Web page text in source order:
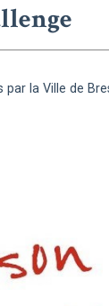
la Ville de